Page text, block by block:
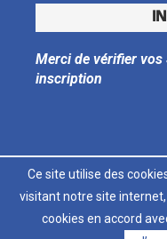
Merci de vérifier
inscription
Ce site utilise des
visitant notre site
cookies en accord